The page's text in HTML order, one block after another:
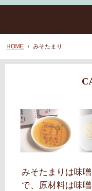
HOME みそたまり
みそたまりは味
で、原材料は味